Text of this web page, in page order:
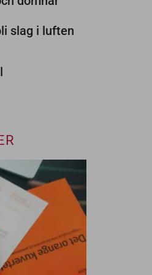
slag i luften